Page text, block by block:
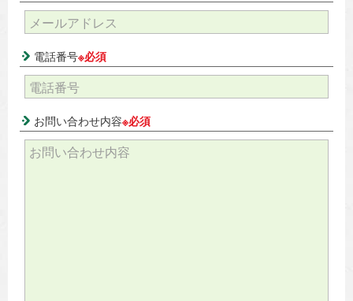
電話番号※必須
お問い合わせ内容※必須